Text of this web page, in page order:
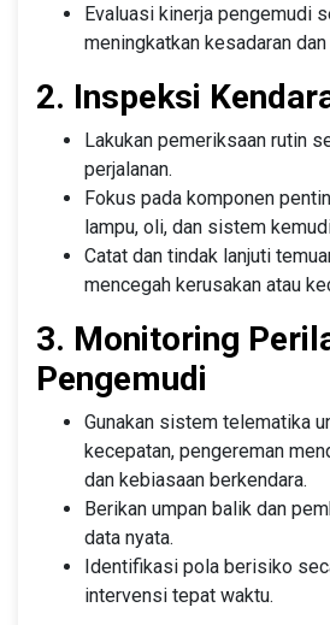
Evaluasi kinerja pengemudi
meningkatkan kesadaran
2. Inspeksi
Lakukan pemeriksaan rutin
perjalanan.
Fokus pada komponen
lampu, oli, dan sistem
Catat dan tindak lanjuti
mencegah kerusakan atau
3. Monitoring
Pengemudi
Gunakan sistem telematika
kecepatan, pengereman
dan kebiasaan berkendara.
Berikan umpan balik dan
data nyata.
Identifikasi pola berisiko
intervensi tepat waktu.